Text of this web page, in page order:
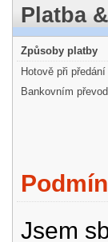
Platba
Způsoby platby
Hotově při předání
Bankovním
Jsem